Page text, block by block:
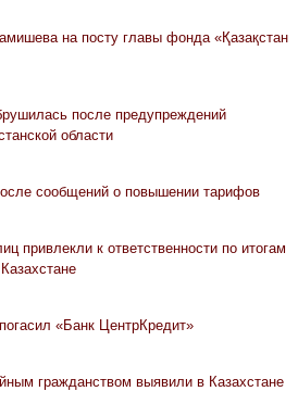
на посту главы фонда «Қазақстан
после предупреждений
области
сообщений о повышении тарифов
привлекли к ответственности по итогам
«Банк ЦентрКредит»
гражданством выявили в Казахстане